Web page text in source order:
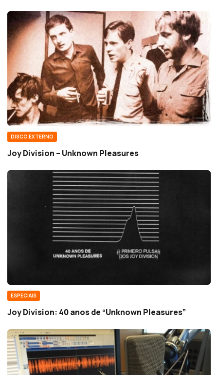
DISCO EXTERNO
Joy Division – Unknown Pleasures
ESPECIAIS
Joy Division: 40 anos de “Unknown Pleasures”